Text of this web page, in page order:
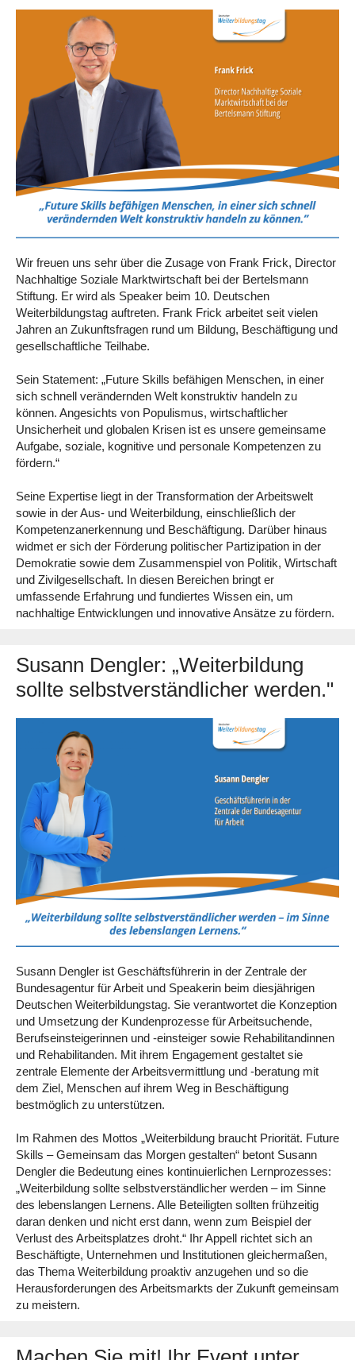
Wir freuen uns sehr über die Zusage von Frank Frick, Director
Nachhaltige Soziale Marktwirtschaft bei der Bertelsmann
Stiftung. Er wird als Speaker beim 10. Deutschen
Weiterbildungstag auftreten. Frank Frick arbeitet seit vielen
Jahren an Zukunftsfragen rund um Bildung, Beschäftigung und
gesellschaftliche Teilhabe.
Sein Statement: „Future Skills befähigen Menschen, in einer
sich schnell verändernden Welt konstruktiv handeln zu
können. Angesichts von Populismus, wirtschaftlicher
Unsicherheit und globalen Krisen ist es unsere gemeinsame
Aufgabe, soziale, kognitive und personale Kompetenzen zu
fördern.“
Seine Expertise liegt in der Transformation der Arbeitswelt
sowie in der Aus- und Weiterbildung, einschließlich der
Kompetenzanerkennung und Beschäftigung. Darüber hinaus
widmet er sich der Förderung politischer Partizipation in der
Demokratie sowie dem Zusammenspiel von Politik, Wirtschaft
und Zivilgesellschaft. In diesen Bereichen bringt er
umfassende Erfahrung und fundiertes Wissen ein, um
nachhaltige Entwicklungen und innovative Ansätze zu fördern.
Susann Dengler: „Weiterbildung
sollte selbstverständlicher werden."
Susann Dengler ist Geschäftsführerin in der Zentrale der
Bundesagentur für Arbeit und Speakerin beim diesjährigen
Deutschen Weiterbildungstag. Sie verantwortet die Konzeption
und Umsetzung der Kundenprozesse für Arbeitsuchende,
Berufseinsteigerinnen und -einsteiger sowie Rehabilitandinnen
und Rehabilitanden. Mit ihrem Engagement gestaltet sie
zentrale Elemente der Arbeitsvermittlung und -beratung mit
dem Ziel, Menschen auf ihrem Weg in Beschäftigung
bestmöglich zu unterstützen.
Im Rahmen des Mottos „Weiterbildung braucht Priorität. Future
Skills – Gemeinsam das Morgen gestalten“ betont Susann
Dengler die Bedeutung eines kontinuierlichen Lernprozesses:
„Weiterbildung sollte selbstverständlicher werden – im Sinne
des lebenslangen Lernens. Alle Beteiligten sollten frühzeitig
daran denken und nicht erst dann, wenn zum Beispiel der
Verlust des Arbeitsplatzes droht.“ Ihr Appell richtet sich an
Beschäftigte, Unternehmen und Institutionen gleichermaßen,
das Thema Weiterbildung proaktiv anzugehen und so die
Herausforderungen des Arbeitsmarkts der Zukunft gemeinsam
zu meistern.